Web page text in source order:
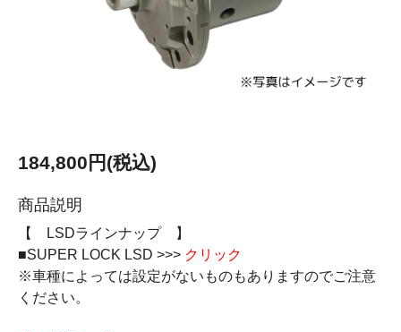
184,800円(税込)
商品説明
【 LSDラインナップ 】
■SUPER LOCK LSD >>> クリック
※車種によっては設定がないものもありますのでご注意
ください。